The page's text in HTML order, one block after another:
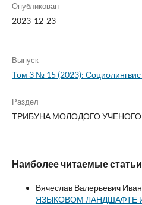
Опубликован
2023-12-23
Выпуск
Том 3 № 15 (2023):
Раздел
ТРИБУНА МОЛОДОГО УЧЕНОГО
Наиболее читаемые
Вячеслав Валерьевич
ЯЗЫКОВОМ ЛАНДШАФТЕ